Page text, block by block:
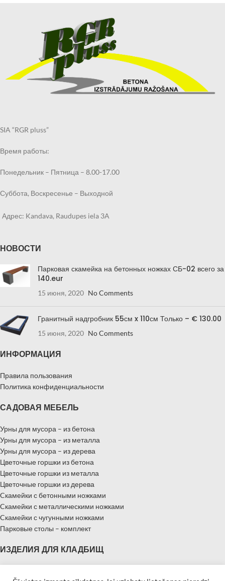
SIA “RGR pluss”
Время работы:
Понедельник – Пятница – 8.00-17.00
Суббота, Воскресенье – Выходной
Адрес: Kandava, Raudupes iela 3A
НОВОСТИ
Парковая скамейка на бетонных ножках СБ-02 всего за
140.eur
15 июня, 2020 No Comments
Гранитный надгробник 55см x 110см Только – € 130.00
15 июня, 2020 No Comments
ИНФОРМАЦИЯ
Правила пользования
Политика конфиденциальности
САДОВАЯ МЕБЕЛЬ
Урны для мусора – из бетона
Урны для мусора – из металла
Урны для мусора – из дерева
Цветочные горшки из бетона
Цветочные горшки из металла
Цветочные горшки из дерева
Cкамейки с бетонными ножками
Cкамейки с металлическими ножками
Cкамейки с чугунными ножками
Парковые столы – комплект
ИЗДЕЛИЯ ДЛЯ КЛАДБИЩ